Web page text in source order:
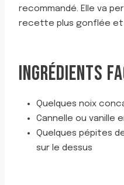
recommandé. Elle va
recette plus gonflée et
INGRÉDIENTS
Quelques noix
Cannelle ou vanille
Quelques pépites
sur le dessus